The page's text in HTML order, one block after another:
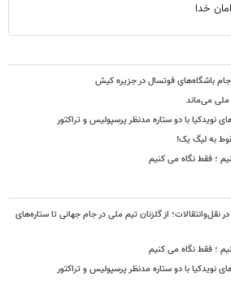
خدا
جام باشگاه‌های فوتسال در جزیره کیش
ملی می‌ماند
با دو ستاره مدنظر پرسپولیس و تراکتور
به لیگ یک!
؛ فقط نگاه می کنیم
نقل‌وانتقالات؛ از گلزنان تیم ملی در جام جهانی تا ستاره‌های
؛ فقط نگاه می کنیم
با دو ستاره مدنظر پرسپولیس و تراکتور